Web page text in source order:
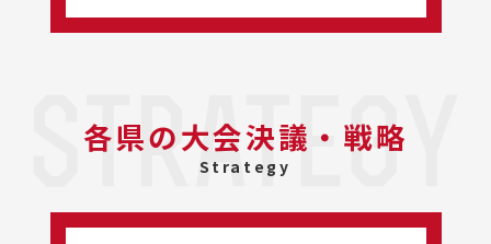
各県の大会決議・戦略
Strategy